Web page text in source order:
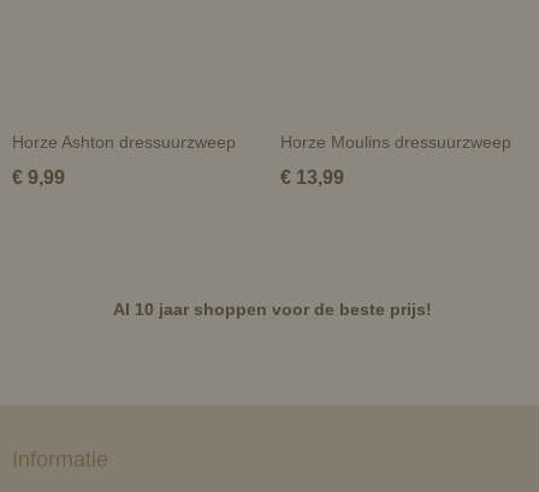
Horze Ashton dressuurzweep
€ 9,99
Horze Moulins dressuurzweep
€ 13,99
Al 10 jaar shoppen voor de beste prijs!
Informatie